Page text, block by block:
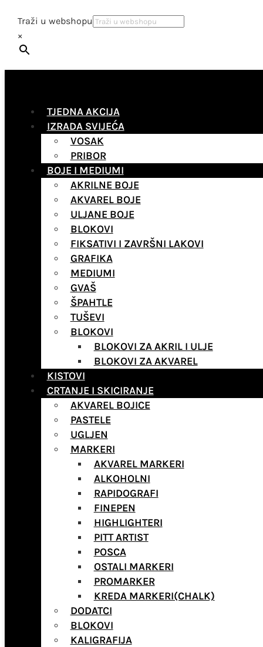
Traži u webshopu
×
TJEDNA AKCIJA
IZRADA SVIJEĆA
VOSAK
PRIBOR
BOJE I MEDIUMI
AKRILNE BOJE
AKVAREL BOJE
ULJANE BOJE
BLOKOVI
FIKSATIVI I ZAVRŠNI LAKOVI
GRAFIKA
MEDIUMI
GVAŠ
ŠPAHTLE
TUŠEVI
BLOKOVI
BLOKOVI ZA AKRIL I ULJE
BLOKOVI ZA AKVAREL
KISTOVI
CRTANJE I SKICIRANJE
AKVAREL BOJICE
PASTELE
UGLJEN
MARKERI
AKVAREL MARKERI
ALKOHOLNI
RAPIDOGRAFI
FINEPEN
HIGHLIGHTERI
PITT ARTIST
POSCA
OSTALI MARKERI
PROMARKER
KREDA MARKERI(CHALK)
DODATCI
BLOKOVI
KALIGRAFIJA